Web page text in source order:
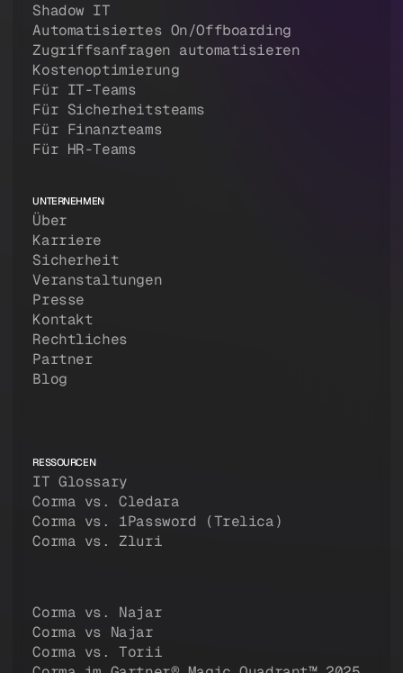
Shadow IT
Automatisiertes On/Offboarding
Zugriffsanfragen automatisieren
Kostenoptimierung
Für IT-Teams
Für Sicherheitsteams
Für Finanzteams
Für HR-Teams
UNTERNEHMEN
Über
Karriere
Sicherheit
Veranstaltungen
Presse
Kontakt
Rechtliches
Partner
Blog
RESSOURCEN
IT Glossary
Corma vs. Cledara
Corma vs. 1Password (Trelica)
Corma vs. Zluri
Corma vs. Najar
Corma vs Najar
Corma vs. Torii